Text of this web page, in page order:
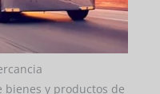
bienes y productos de